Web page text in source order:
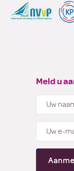
Meld u